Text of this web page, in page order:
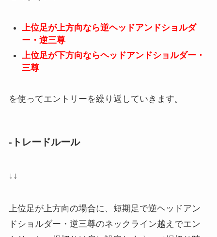
上位足が上方向なら逆ヘッドアンドショルダ
ー・逆三尊
上位足が下方向ならヘッドアンドショルダー・
三尊
を使ってエントリーを繰り返していきます。
-トレードルール
↓↓
上位足が上方向の場合に、短期足で逆ヘッドアン
ドショルダー・逆三尊のネックライン越えでエン